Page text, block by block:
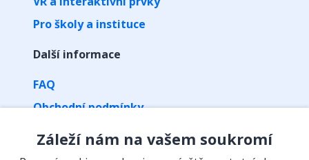
Pro školy a instituce
Další informace
FAQ
Obchodní podmínky
Zpracování osobních údajů
Záleží nám na vašem soukromí